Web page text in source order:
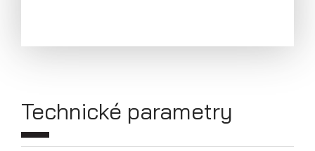
Technické parametry